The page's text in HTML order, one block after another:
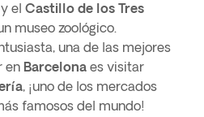
y el Castillo de los Tres
museo zoológico.
una de las mejores
en Barcelona es visitar
, ¡uno de los mercados
famosos del mundo!